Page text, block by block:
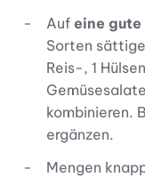
Auf eine
Sorten
Reis-, 1
kombinieren.
ergänzen.
Mengen